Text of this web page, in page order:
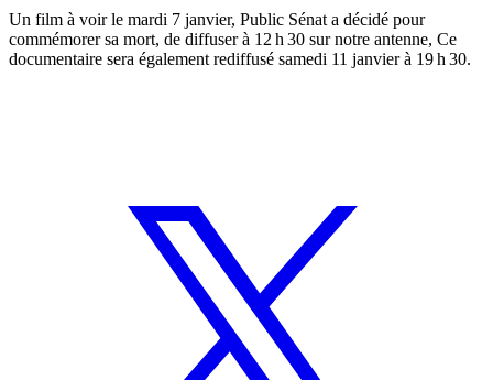
Un film à voir le mardi 7 janvier, Public Sénat a décidé pour
commémorer sa mort, de diffuser à 12 h 30 sur notre antenne, Ce
documentaire sera également rediffusé samedi 11 janvier à 19 h 30.